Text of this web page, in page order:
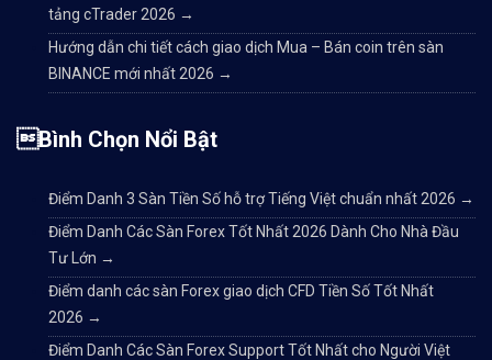
tảng cTrader 2026 →
Hướng dẫn chi tiết cách giao dịch Mua – Bán coin trên sàn
BINANCE mới nhất 2026 →
Bình Chọn Nổi Bật
Điểm Danh 3 Sàn Tiền Số hỗ trợ Tiếng Việt chuẩn nhất 2026 →
Điểm Danh Các Sàn Forex Tốt Nhất 2026 Dành Cho Nhà Đầu
Tư Lớn →
Điểm danh các sàn Forex giao dịch CFD Tiền Số Tốt Nhất
2026 →
Điểm Danh Các Sàn Forex Support Tốt Nhất cho Người Việt